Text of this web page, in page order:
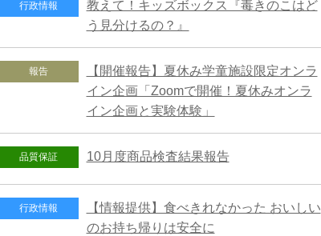
行政情報
教えて！キッズボックス『毒きのこはど
う見分けるの？』
報告
【開催報告】夏休み学童施設限定オンラ
イン企画「Zoomで開催！夏休みオンラ
イン企画と実験体験」
品質保証 10月度商品検査結果報告
行政情報
【情報提供】食べきれなかった おいしい
のお持ち帰りは安全に